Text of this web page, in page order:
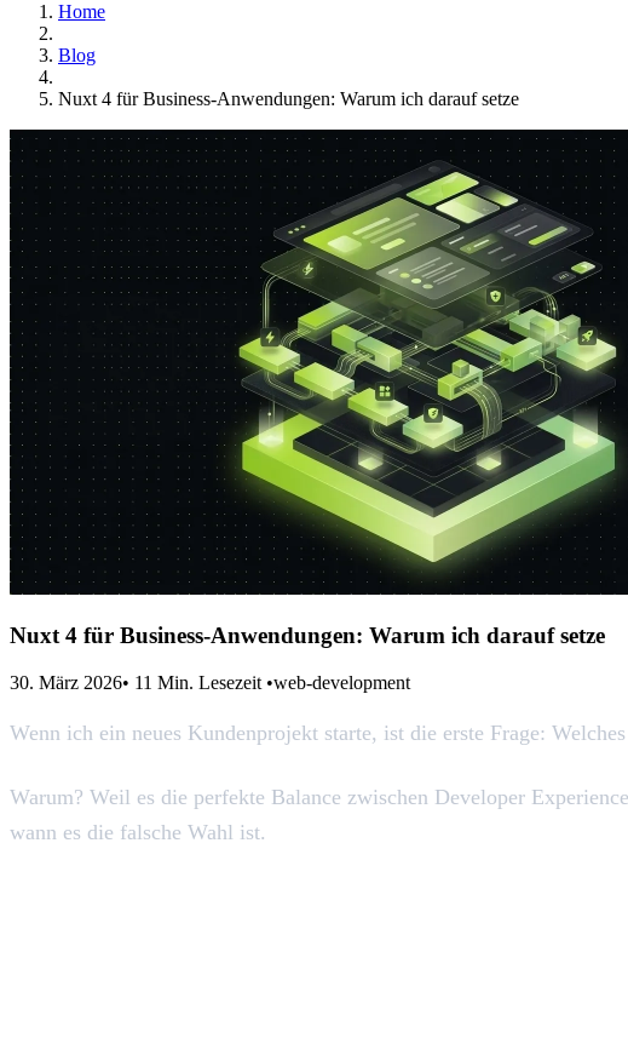
Home
Blog
Nuxt 4 für Business-Anwendungen: Warum ich darauf setze
Nuxt 4 für Business-Anwendungen: Warum ich darauf setze
30. März 2026• 11 Min. Lesezeit •web-development
Wenn ich ein neues Kundenprojekt starte, ist die erste Frage:
Warum? Weil es die perfekte Balance zwischen Developer
wann es die falsche Wahl ist.